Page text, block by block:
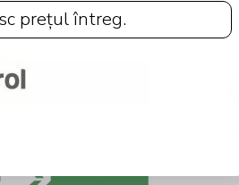
prețul întreg.